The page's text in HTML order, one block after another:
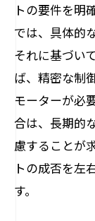
トの要件を明
では、具体的
それに基づい
ば、精密な制
モーターが必
合は、長期的
慮することが
トの成否を左
す。